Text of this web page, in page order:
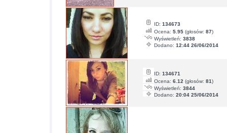
ID: 134673
Ocena: 5.95 (głosów: 87)
Wyświetleń: 3838
Dodano: 12:44 26/06/2014
ID: 134671
Ocena: 6.12 (głosów: 81)
Wyświetleń: 3844
Dodano: 20:04 25/06/2014